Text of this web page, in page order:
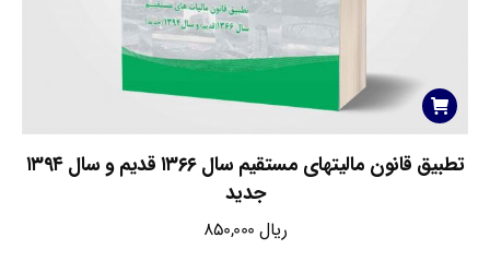
تطبیق قانون مالیتهای مستقیم سال ۱۳۶۶ قدیم و سال ۱۳۹۴
جدید
ریال